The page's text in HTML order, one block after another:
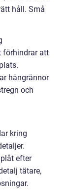
håll. Små
förhindrar att
hängrännor
och
kring
efter
tätare,